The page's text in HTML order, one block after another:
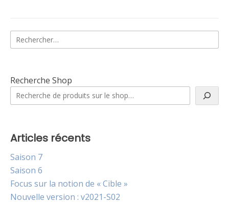
Rechercher :
Recherche Shop
Articles récents
Saison 7
Saison 6
Focus sur la notion de « Cible »
Nouvelle version : v2021-S02